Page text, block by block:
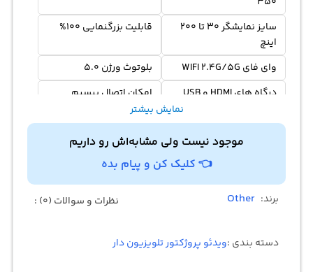
سایز نمایشگر 30 تا 200
اینچ
قابلیت بزرگنمایی 100%
وای فای WIFI 2.4G/5G
بلوتوث ورژن 5.0
درگاه های HDMI و USB
امکان اتصال بیسیم
موبایل
2 فن خنک کننده داخلی
نمایش بیشتر
موجود نیست ولی مشابه‌اش رو داریم
👈 کلیک کن و پیام بده
برند: Other نظرات و سوالات (0) :
دسته بندی :ویدئو پروژکتور تلویزیون دار